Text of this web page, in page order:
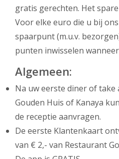
gratis gerechten. Het
Voor elke euro die u bij
spaarpunt (m.u.v.
punten inwisselen
Algemeen:
Na uw eerste diner of take
Gouden Huis of Kanaya
de receptie aanvragen.
De eerste Klantenkaart
van € 2,- van Restaurant